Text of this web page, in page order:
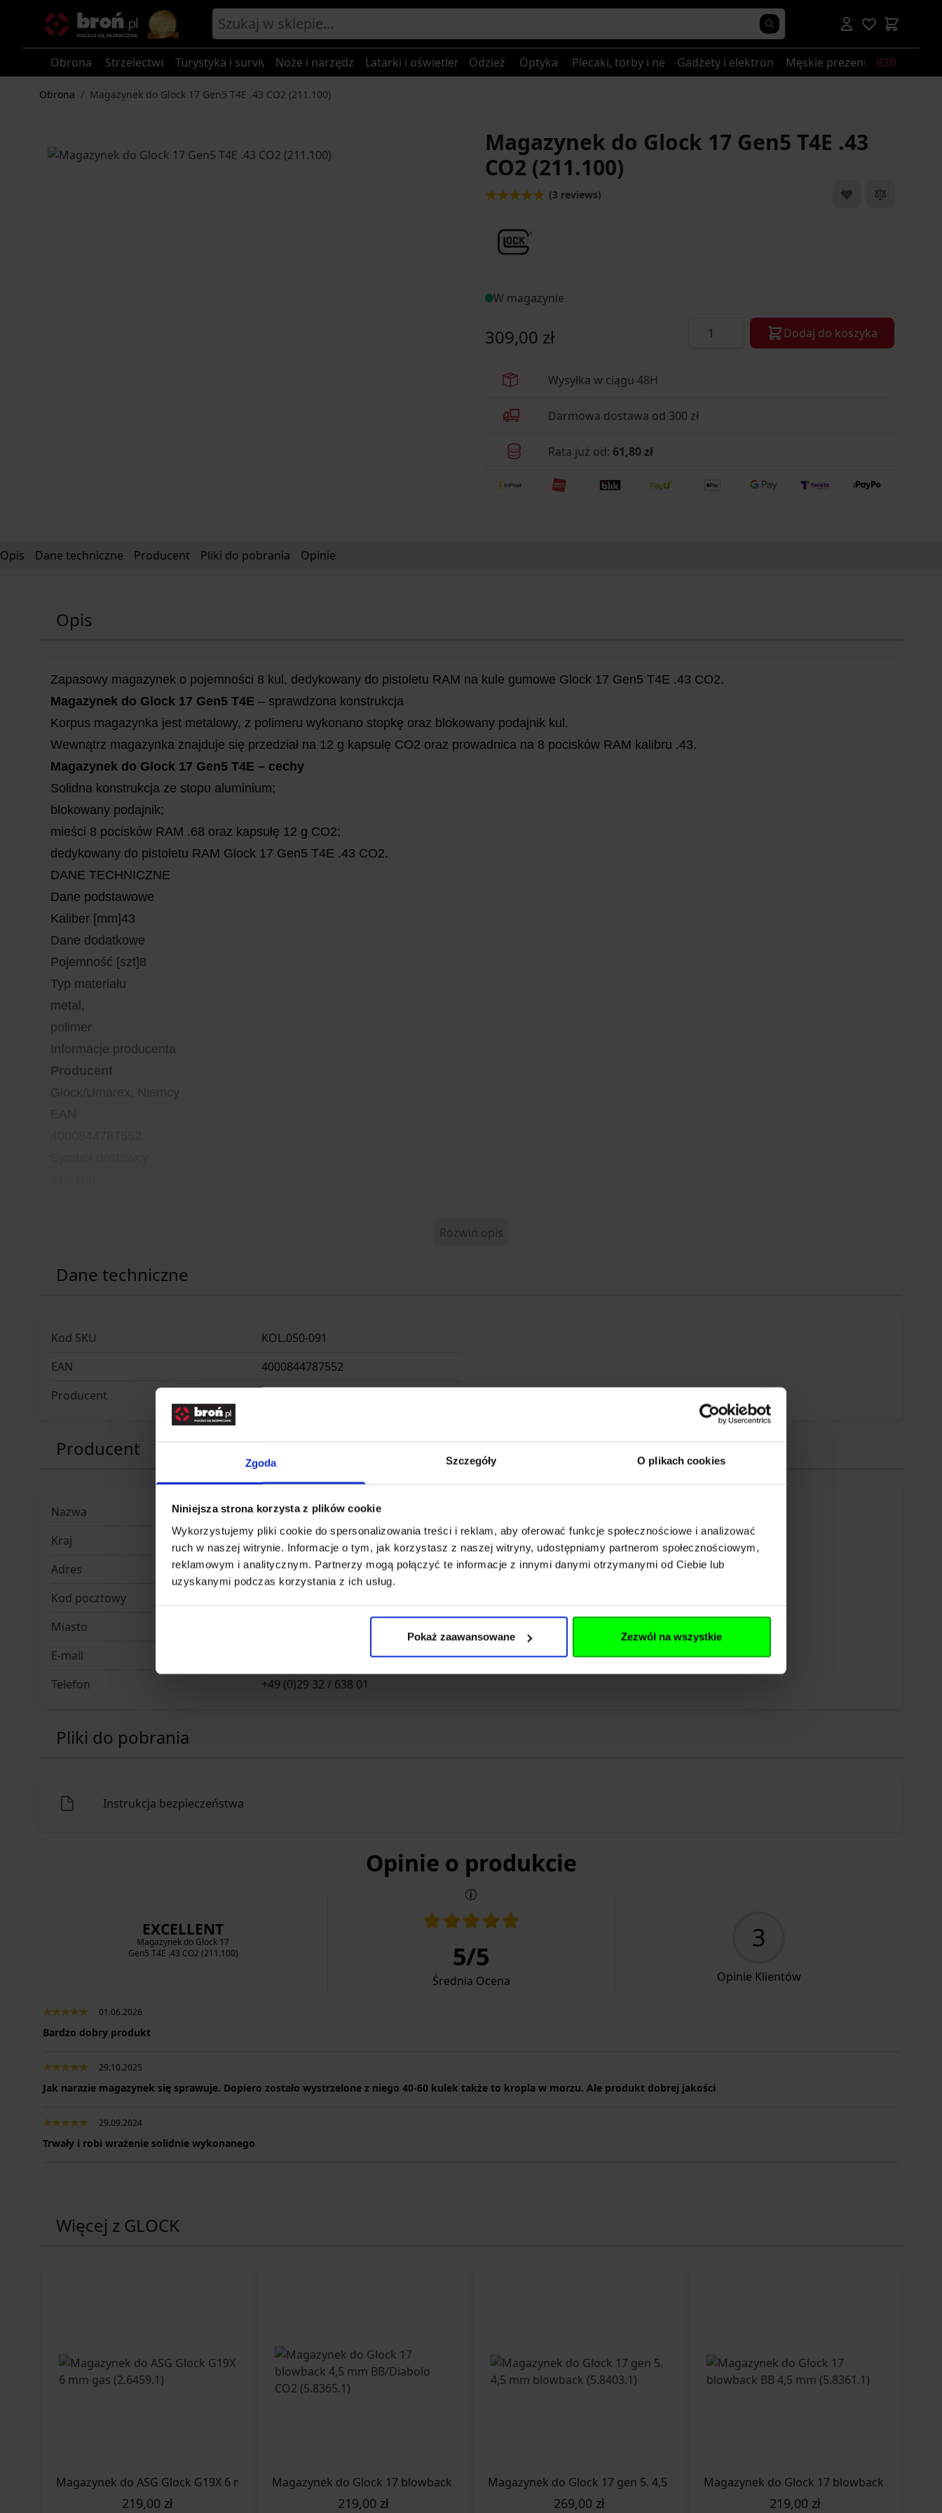
Zgoda Szczegóły O plikach cookies
Niniejsza strona korzysta z plików cookie
Wykorzystujemy pliki cookie do spersonalizowania treści i reklam, aby oferować funkcje społecznościowe i analizować
ruch w naszej witrynie. Informacje o tym, jak korzystasz z naszej witryny, udostępniamy partnerom społecznościowym,
reklamowym i analitycznym. Partnerzy mogą połączyć te informacje z innymi danymi otrzymanymi od Ciebie lub
uzyskanymi podczas korzystania z ich usług.
Pokaż zaawansowane Zezwól na wszystkie
Obrona Strzelectwo Turystyka i survival Noże i narzędzia Latarki i oświetlenieOdzież Optyka Plecaki, torby i nerkiGadżety i elektronikaMęskie prezenty B2B
Obrona / Magazynek do Glock 17 Gen5 T4E .43 CO2 (211.100)
Magazynek do Glock 17 Gen5 T4E .43
CO2 (211.100)
(3 reviews)
W magazynie
309,00 zł Ilość Dodaj do koszyka
Wysyłka w ciągu 48H
Darmowa dostawa od 300 zł
Rata już od: 61,80 zł
Opis Dane techniczne Producent Pliki do pobrania Opinie
Opis
Zapasowy magazynek o pojemności 8 kul, dedykowany do pistoletu RAM na kule gumowe Glock 17 Gen5 T4E .43 CO2.
Magazynek do Glock 17 Gen5 T4E – sprawdzona konstrukcja
Korpus magazynka jest metalowy, z polimeru wykonano stopkę oraz blokowany podajnik kul.
Wewnątrz magazynka znajduje się przedział na 12 g kapsułę CO2 oraz prowadnica na 8 pocisków RAM kalibru .43.
Magazynek do Glock 17 Gen5 T4E – cechy
Solidna konstrukcja ze stopu aluminium;
blokowany podajnik;
mieści 8 pocisków RAM .68 oraz kapsułę 12 g CO2;
dedykowany do pistoletu RAM Glock 17 Gen5 T4E .43 CO2.
DANE TECHNICZNE
Dane podstawowe
Kaliber [mm]43
Dane dodatkowe
Pojemność [szt]8
Typ materiału
metal,
polimer
Informacje producenta
Producent
Rozwiń opis
Dane techniczne
Kod SKU
KOL.050-091
EAN
4000844787552
Producent
Producent
Nazwa
UMAREX GmbH & Co. KG
Kraj
Niemcy
Adres
Donnerfeld 2
Kod pocztowy
Miasto
E-mail
Telefon
+49 (0)29 32 / 638 01
Pliki do pobrania
Instrukcja bezpieczeństwa
Opinie o produkcie
EXCELLENT
Magazynek do Glock 17
Gen5 T4E .43 CO2 (211.100)
5/5
Średnia Ocena
3
Opinie Klientów
01.06.2026
Bardzo dobry produkt
29.10.2025
Jak narazie magazynek się sprawuje. Dopiero zostało wystrzelone z niego 40-60 kulek także to kropla w morzu. Ale produkt dobrej jakości
29.09.2024
Trwały i robi wrażenie solidnie wykonanego
Więcej z GLOCK
Magazynek do ASG Glock G19X 6 mm gas (2.6459.1)
219,00 zł
Magazynek do Glock 17 blowback 4,5 mm BB/Diabolo CO2 (5.8365.1)
219,00 zł
Magazynek do Glock 17 gen 5. 4,5 mm blowback (5.8403.1)
269,00 zł
Magazynek do Glock 17 blowback BB 4,5
219,00 zł